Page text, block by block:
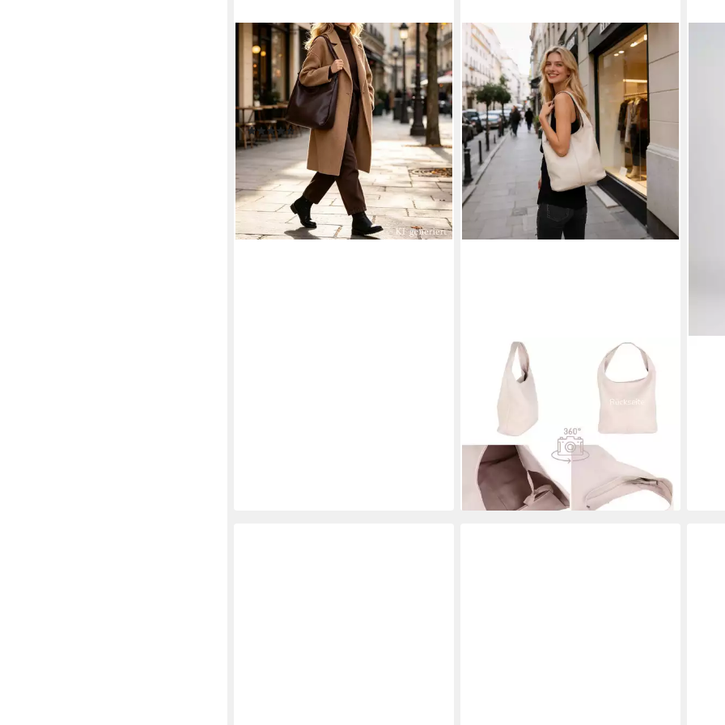
MIRROSI
Beuteltasche aus Echtleder, Made in
Italy, Shopper Tasche auch als
Rucksack 2 in 1, Tragetasche
(47x37x9cm) mit viel Stauraum
(5)
69,95 € UVP 129,95 €
-46%
lieferbar - in 2-3 Werktagen bei dir
+12
MIRROSI
Beuteltasche Damen aus Echtleder,
Made in Italy, Shopper Tasche
(ca.33x32x16cm)
54,95 €
UVP 89,95 €
-39%
lieferbar - in 2-3 Werktagen bei dir